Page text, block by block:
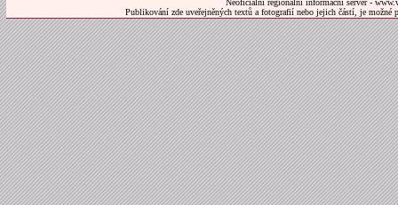
Neoficiální regionální informační server -
Publikování zde uveřejněných textů a fotografií nebo jejich částí, je možné